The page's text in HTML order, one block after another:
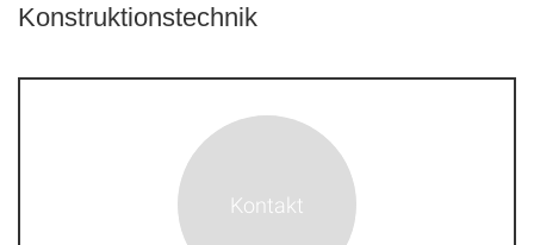
Kon­struk­tions­technik